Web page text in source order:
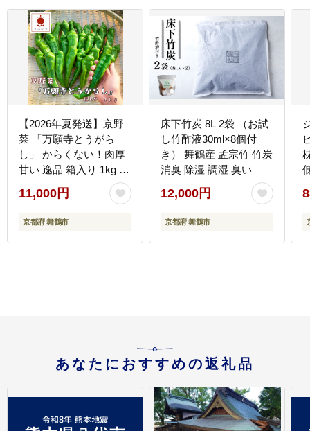
【2026年夏発送】京野
菜 「万願寺とうがら
し」 からくない！肉厚
甘い 逸品 箱入り 1kg 2
～4人用 伝統野菜 とう
がらし 万願寺 ピーマン
大型 野菜 夏野菜 農家直
レシピ付き京都 舞鶴
11,000円
京都府 舞鶴市
床下竹炭 8L 2袋 （お試
し竹酢液30ml×8個付
き） 舞鶴産 孟宗竹 竹炭
消臭 除湿 調湿 臭い
12,000円
京都府 舞鶴市
あなたにおすすめの返礼品